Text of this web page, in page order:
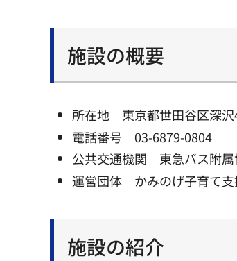
施設の概要
所在地 東京都世田谷区深沢
電話番号 03-6879-0804
公共交通機関 東急バス附属
運営団体 かみのげ子育て支
施設の紹介